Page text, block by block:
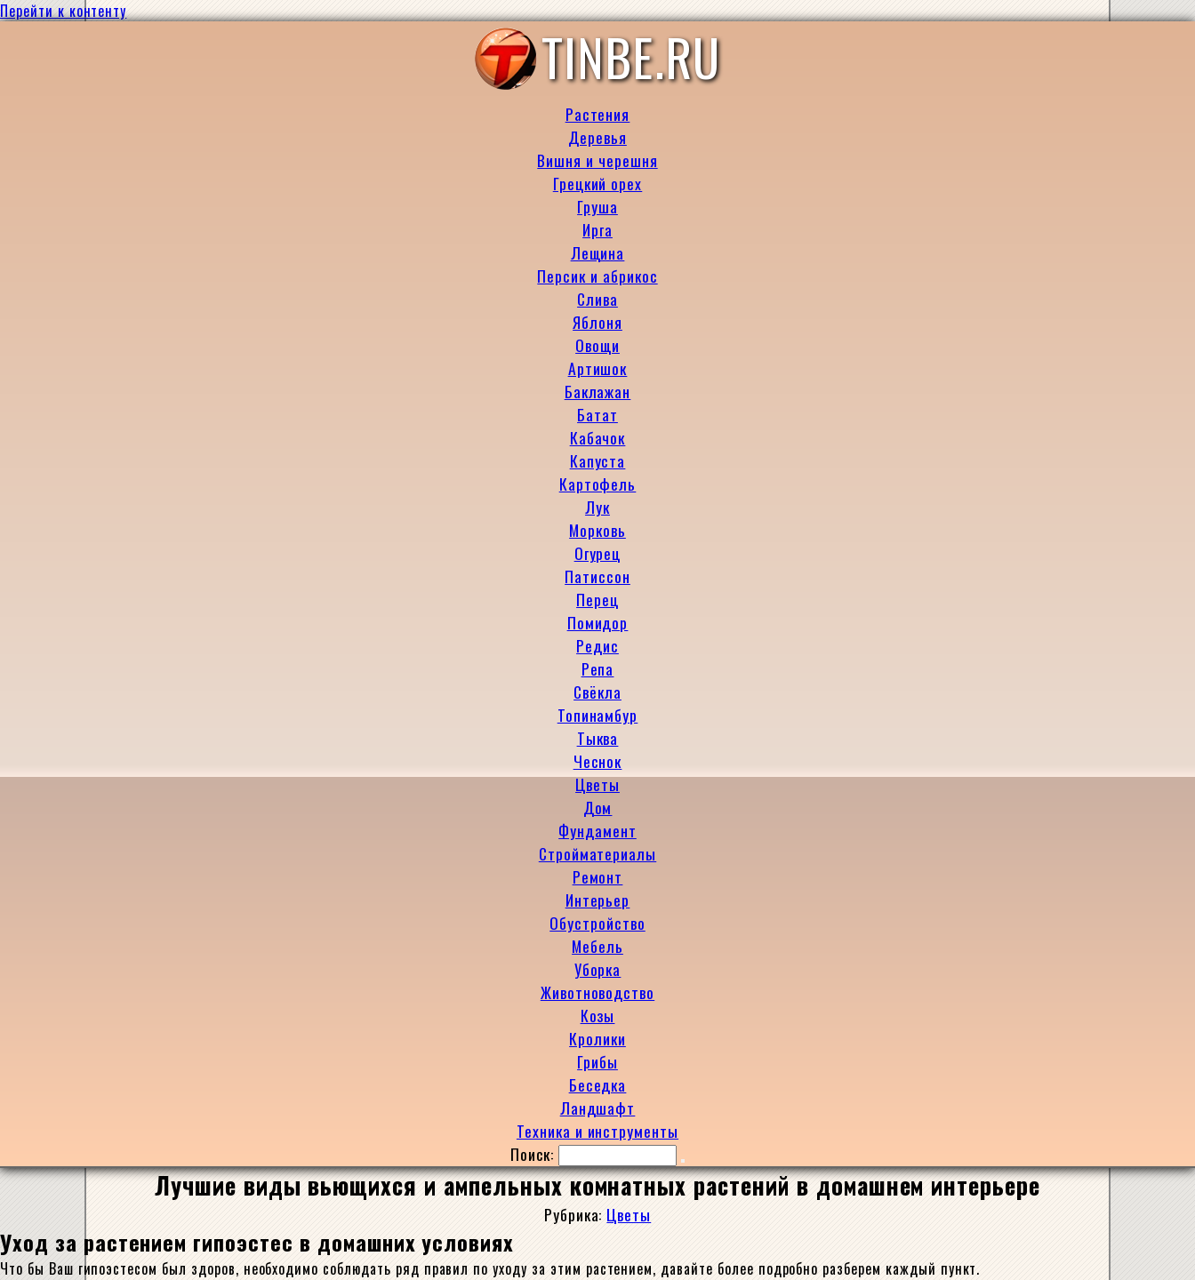
Перейти к контенту
TINBE.RU
Растения
Деревья
Вишня и черешня
Грецкий орех
Груша
Ирга
Лещина
Персик и абрикос
Слива
Яблоня
Овощи
Артишок
Баклажан
Батат
Кабачок
Капуста
Картофель
Лук
Морковь
Огурец
Патиссон
Перец
Помидор
Редис
Репа
Свёкла
Топинамбур
Тыква
Чеснок
Цветы
Дом
Фундамент
Стройматериалы
Ремонт
Интерьер
Обустройство
Мебель
Уборка
Животноводство
Козы
Кролики
Грибы
Беседка
Ландшафт
Техника и инструменты
Поиск:
Лучшие виды вьющихся и ампельных комнатных растений в домашнем интерьере
Рубрика: Цветы
Уход за растением гипоэстес в домашних условиях
Что бы Ваш гипоэстесом был здоров, необходимо соблюдать ряд правил по уходу за этим растением, давайте более подробно разберем каждый пункт.